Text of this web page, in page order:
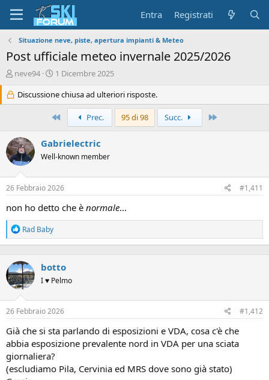
Entra Registrati
Situazione neve, piste, apertura impianti & Meteo
Post ufficiale meteo invernale 2025/2026
A
t
o
d
i
s
u
s
i
o
n
e
neve94
D
t
a
d
i
n
i
i
o
1 Dicembre 2025
Discussione chiusa ad ulteriori risposte.
Primo Prec. 95 di 98 Succ.
Gabrielectric
Well-known member
26 Febbraio 2026 #1,411
non ho detto che è normale...
R
e
a
t
i
o
n
:
Rad Baby
botto
I ♥ Pelmo
26 Febbraio 2026 #1,412
Già che si sta parlando di esposizioni e VDA, cosa c'è che
abbia esposizione prevalente nord in VDA per una sciata
giornaliera?
(escludiamo Pila, Cervinia ed MRS dove sono già stato)